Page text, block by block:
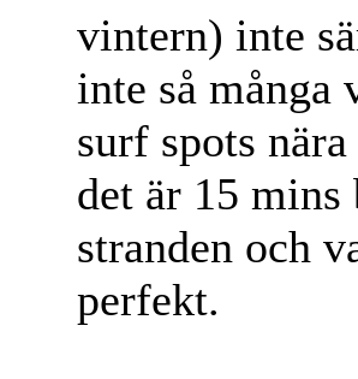
vintern) inte
inte så många
surf spots
det är 15
stranden och
perfekt.